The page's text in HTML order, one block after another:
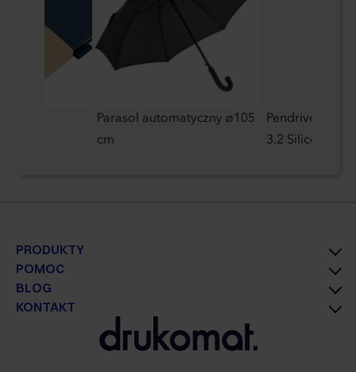
Parasol automatyczny ø105
cm
Pendrive
3.2 Silicon
PRODUKTY
POMOC
BLOG
KONTAKT